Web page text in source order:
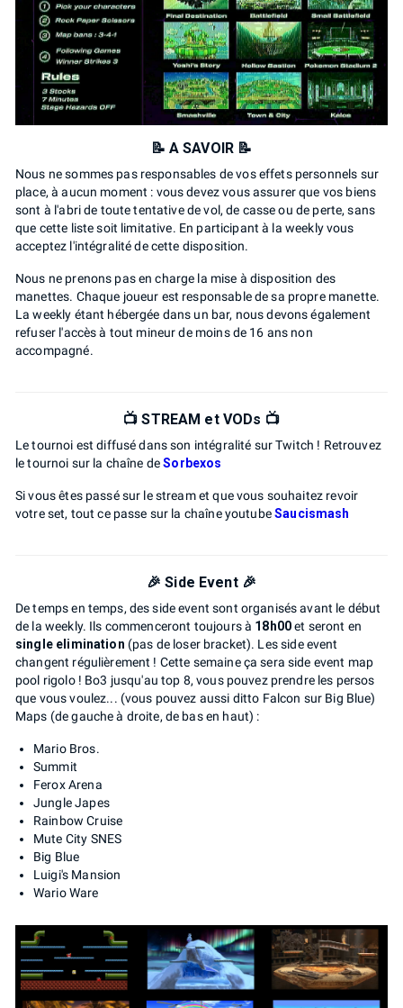
📝 A SAVOIR 📝
Nous ne sommes pas responsables de vos effets personnels sur
place, à aucun moment : vous devez vous assurer que vos biens
sont à l'abri de toute tentative de vol, de casse ou de perte, sans
que cette liste soit limitative. En participant à la weekly vous
acceptez l'intégralité de cette disposition.
Nous ne prenons pas en charge la mise à disposition des
manettes. Chaque joueur est responsable de sa propre manette.
La weekly étant hébergée dans un bar, nous devons également
refuser l'accès à tout mineur de moins de 16 ans non
accompagné.
📺 STREAM et VODs 📺
Le tournoi est diffusé dans son intégralité sur Twitch ! Retrouvez
le tournoi sur la chaîne deSorbexos
Si vous êtes passé sur le stream et que vous souhaitez revoir
votre set, tout ce passe sur la chaîne youtubeSaucismash
🎉 Side Event 🎉
De temps en temps, des side event sont organisés avant le début
de la weekly. Ils commenceront toujours à 18h00et seront en
single elimination (pas de loser bracket). Les side event
changent régulièrement ! Cette semaine ça sera side event map
pool rigolo ! Bo3 jusqu'au top 8, vous pouvez prendre les persos
que vous voulez... (vous pouvez aussi ditto Falcon sur Big Blue)
Maps (de gauche à droite, de bas en haut) :
Mario Bros.
Summit
Ferox Arena
Jungle Japes
Rainbow Cruise
Mute City SNES
Big Blue
Luigi's Mansion
Wario Ware